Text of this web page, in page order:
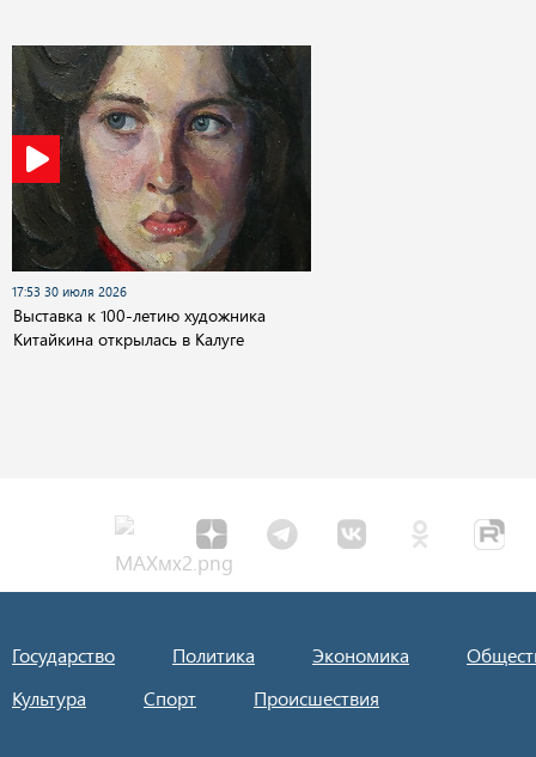
17:53 30 июля 2026
Выставка к 100-летию художника
Китайкина открылась в Калуге
Государство Политика Экономика
Культура
Спорт Происшествия